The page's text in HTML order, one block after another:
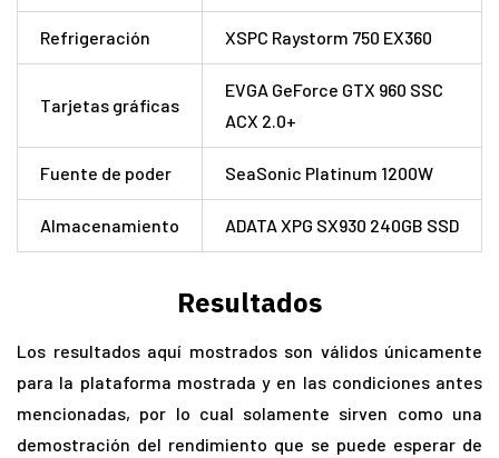
Refrigeración XSPC Raystorm 750 EX360
Tarjetas gráficas
EVGA GeForce GTX 960 SSC
ACX 2.0+
Fuente de poder SeaSonic Platinum 1200W
Almacenamiento ADATA XPG SX930 240GB SSD
Resultados
Los resultados aquí mostrados son válidos únicamente
para la plataforma mostrada y en las condiciones antes
mencionadas, por lo cual solamente sirven como una
demostración del rendimiento que se puede esperar de